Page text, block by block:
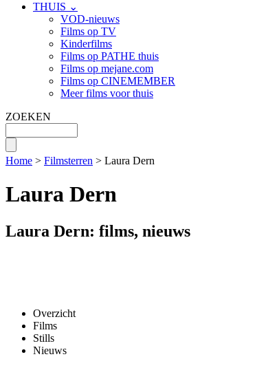
THUIS ⌄
VOD-nieuws
Films op TV
Kinderfilms
Films op PATHE thuis
Films op mejane.com
Films op CINEMEMBER
Meer films voor thuis
ZOEKEN
Home > Filmsterren > Laura Dern
Laura Dern
Laura Dern: films, nieuws
Overzicht
Films
Stills
Nieuws